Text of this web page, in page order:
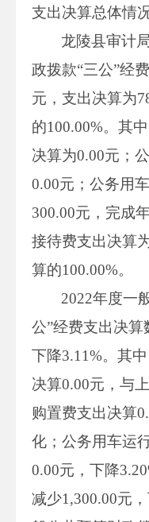
支出决算总体情
龙陵县审计
政拨款“三公”经
元，支出决算为
的100.00%。其
决算为0.00元；
0.00元；公务用
300.00元，完成
接待费支出决算
算的100.00%。
2022年度一
公”经费支出决算
下降3.11%。其
决算0.00元，与
购置费支出决算
化；公务用车运
0.00元，下降
减少1,300.00元